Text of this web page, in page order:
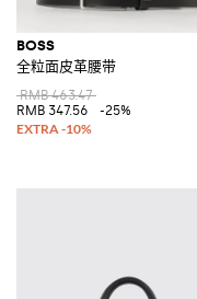
BOSS
全粒面皮革腰带
RMB 463.47
RMB 347.56
-25%